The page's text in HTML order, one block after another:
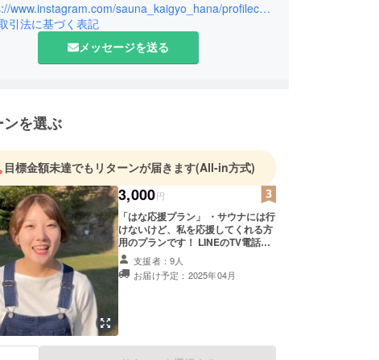
https://www.instagram.com/sauna_kaigyo_hana/profilecard/?igsh=cG8zY29xZ2xtc3dl
引法に基づく表記
メッセージを送る
ンを選ぶ
目標金額未達でもリターンが届きます(All-in方式)
3,000円
「はな応援プラン」 ・サウナには行
けないけど、私を応援してくれる方
用のプランです！ LINEのTV電話で
お礼を直接言わせてください！ ※上
乗せ支援も！！大大大歓迎です！！
よろしくお願いしまっす！！ ※公式
談させていただきます。
支援者：9人
お届け予定：2025年04月